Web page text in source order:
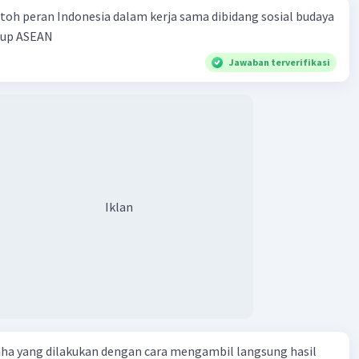
tetapi secara umum, Jepang dikenal dengan musim-
jelas dan cuaca yang bisa sangat berbeda antara musim
peran Indonesia dalam kerja sama dibidang sosial budaya
ASEAN
Jawaban terverifikasi
Iklan
yang dilakukan dengan cara mengambil langsung hasil